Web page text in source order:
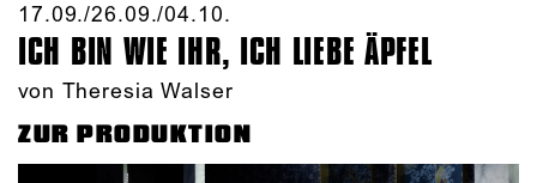
17.09./​26.09./​04.10.​
ICH BIN WIE IHR, ICH LIEBE ÄPFEL
von Theresia Walser
ZUR PRODUKTION